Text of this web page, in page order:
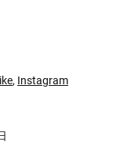
, Instagram